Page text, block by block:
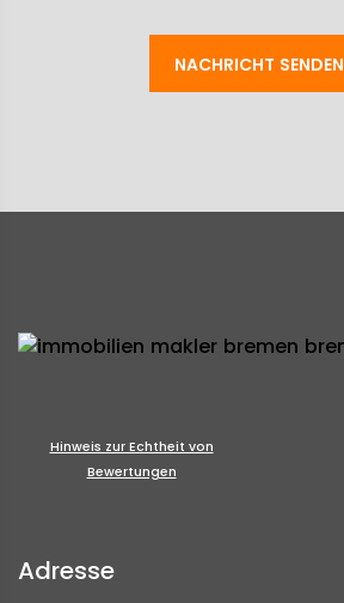
NACHRICHT SENDEN
Hinweis zur Echtheit von
Bewertungen
Adresse